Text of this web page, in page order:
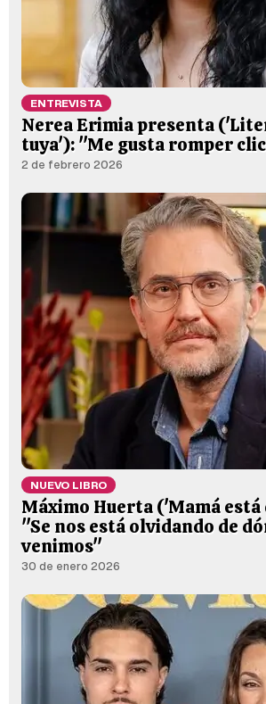
ENTREVISTA
Nerea Erimia presenta
tuya'): "Me gusta romper
2 de febrero 2026
NUEVO LIBRO
Máximo Huerta ('Mamá
"Se nos está olvidando de
venimos"
30 de enero 2026